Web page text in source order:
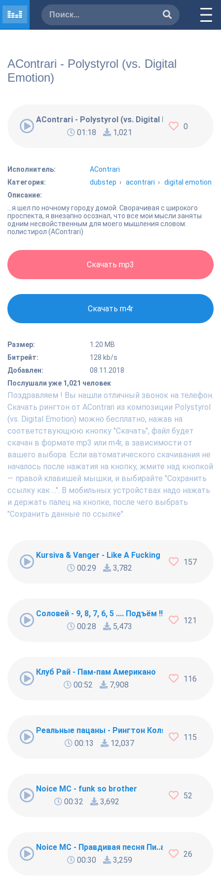
AContrari - Polystyrol (vs. Digital
Emotion)
AContrari - Polystyrol (vs. Digital Emotion)
01:18
1,021
0
Исполнитель:
AContrari
Категория:
dubstep ›acontrari ›digital emotion
Описание:
...я шел по ночному городу домой. Сворачивая с широкого
проспекта, я внезапно осознал, что все мои мысли заняты
одним несвойственным для моего мышления словом:
полистирол (AContrari)
Скачать mp3
Скачать m4r
Размер:
1.20 MB
Битрейт:
128 kb/s
Добавлен:
08.11.2018
Послушали уже 1,021 человек
Поздравляем ! Вы нашли отличный звонок на телефон.
Скачать рингтон от AContrari из композиции Polystyrol
(vs. Digital Emotion) можно бесплатно, нажав на
соответствующюю кнопку "Скачать", файл будет
скачан в формате mp3 или m4r, в зависимости от
вашего выбора. Если автоматического скачивания не
началось после нажатия на кнопку, жмите над кнопкой
— правой клавишей мышки, и выбирайте "Сохранить
ссылку как ...". В мобильных устройствах надо нажать
и держать палец на кнопке, после чего выбрать
"Сохранить данные по ссылке".
Kursiva & Vanger - Like A Fucking Newbie
00:29
3,782
157
Соловей - 9, 8, 7, 6, 5 .... Подъём !!!
00:28
5,473
121
Клуб Рай - Пам-пам Американо
00:52
7,908
116
Реальные пацаны - Рингтон Коляна
00:13
12,037
115
Noice MC - funk so brother
00:32
3,692
52
Noice MC - Правдивая песня Пи..абола
00:30
3,259
26